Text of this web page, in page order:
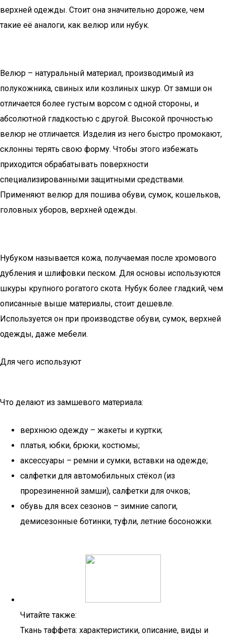
верхней одежды. Стоит она значительно дороже, чем
такие её аналоги, как велюр или нубук.
Велюр – натуральный материал, производимый из
полукожника, свиных или козлиных шкур. От замши он
отличается более густым ворсом с одной стороны, и
абсолютной гладкостью с другой. Высокой прочностью
велюр не отличается. Изделия из него быстро промокают,
склонны терять свою форму. Чтобы этого избежать
приходится обрабатывать поверхности
специализированными защитными средствами.
Применяют велюр для пошива обуви, сумок, кошельков,
головных уборов, верхней одежды.
Нубуком называется кожа, получаемая после хромового
дубления и шлифовки песком. Для основы используются
шкуры крупного рогатого скота. Нубук более гладкий, чем
описанные выше материалы, стоит дешевле.
Используется он при производстве обуви, сумок, верхней
одежды, даже мебели.
Для чего используют
Что делают из замшевого материала:
верхнюю одежду – жакеты и куртки;
платья, юбки, брюки, костюмы;
аксессуары – ремни и сумки, вставки на одежде;
салфетки для автомобильных стёкол (из
прорезиненной замши), салфетки для очков;
обувь для всех сезонов – зимние сапоги,
демисезонные ботинки, туфли, летние босоножки.
Читайте также:
Ткань таффета: характеристики, описание, виды и